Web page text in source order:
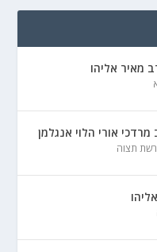
מאיר אליהו
אורי הלוי אנגלמן
תצוה